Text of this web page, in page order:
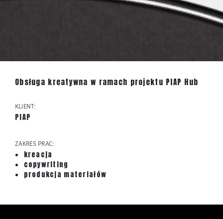
Obsługa kreatywna w ramach projektu PIAP Hub
KLIENT:
PIAP
ZAKRES PRAC:
kreacja
copywriting
produkcja materiałów